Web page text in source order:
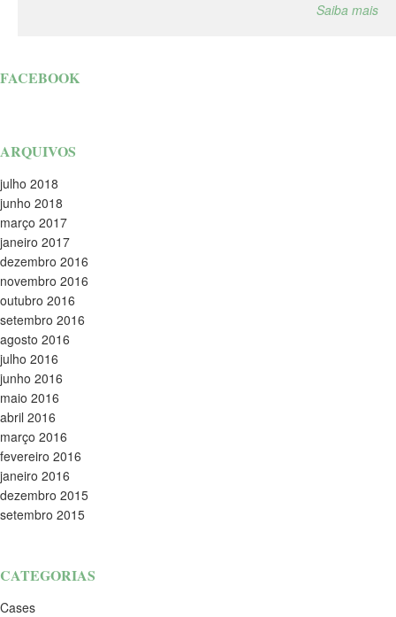
Saiba mais
FACEBOOK
ARQUIVOS
julho 2018
junho 2018
março 2017
janeiro 2017
dezembro 2016
novembro 2016
outubro 2016
setembro 2016
agosto 2016
julho 2016
junho 2016
maio 2016
abril 2016
março 2016
fevereiro 2016
janeiro 2016
dezembro 2015
setembro 2015
CATEGORIAS
Cases